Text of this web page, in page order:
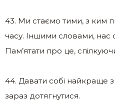
43. Ми стаємо тими, з ким
часу. Іншими словами,
Пам’ятати про це,
44. Давати собі найкраще
зараз дотягнутися.